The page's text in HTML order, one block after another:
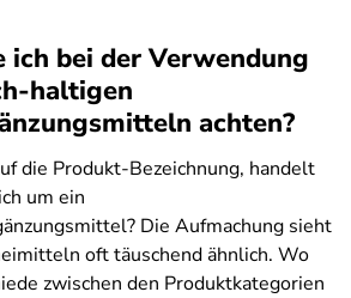
bei der Verwendung
haltigen
achten?
die Produkt-Bezeichnung, handelt
um ein
Die Aufmachung sieht
oft täuschend ähnlich. Wo
zwischen den Produktkategorien